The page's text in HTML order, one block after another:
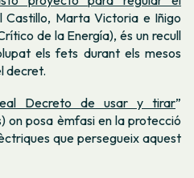
Castillo, Marta Victoria e Iñigo
de la Energía), és un recull
els fets durant els mesos
decret.
Decreto de usar y tirar”
on posa èmfasi en la protecció
que persegueix aquest